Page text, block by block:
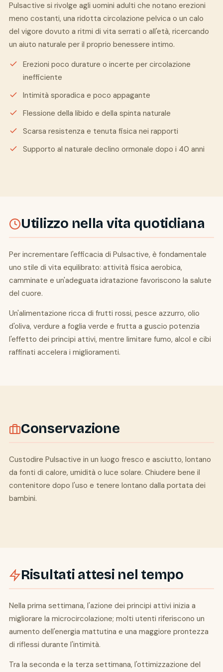
Pulsactive si rivolge agli uomini adulti che notano erezioni
meno costanti, una ridotta circolazione pelvica o un calo
del vigore dovuto a ritmi di vita serrati o all'età, ricercando
un aiuto naturale per il proprio benessere intimo.
Erezioni poco durature o incerte per circolazione
inefficiente
Intimità sporadica e poco appagante
Flessione della libido e della spinta naturale
Scarsa resistenza e tenuta fisica nei rapporti
Supporto al naturale declino ormonale dopo i 40 anni
Utilizzo nella vita quotidiana
Per incrementare l'efficacia di Pulsactive, è fondamentale
uno stile di vita equilibrato: attività fisica aerobica,
camminate e un'adeguata idratazione favoriscono la salute
del cuore.
Un'alimentazione ricca di frutti rossi, pesce azzurro, olio
d'oliva, verdure a foglia verde e frutta a guscio potenzia
l'effetto dei principi attivi, mentre limitare fumo, alcol e cibi
raffinati accelera i miglioramenti.
Conservazione
Custodire Pulsactive in un luogo fresco e asciutto, lontano
da fonti di calore, umidità o luce solare. Chiudere bene il
contenitore dopo l'uso e tenere lontano dalla portata dei
bambini.
Risultati attesi nel tempo
Nella prima settimana, l'azione dei principi attivi inizia a
migliorare la microcircolazione; molti utenti riferiscono un
aumento dell'energia mattutina e una maggiore prontezza
di riflessi durante l'intimità.
Tra la seconda e la terza settimana, l'ottimizzazione del